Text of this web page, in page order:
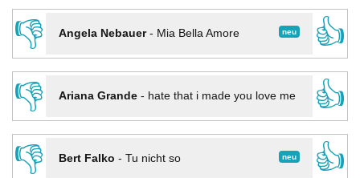
👎 neu
Angela Nebauer- Mia Bella Amore
👍
👎
Ariana Grande- hate that i made you love me
👍
👎
neu
Bert Falko - Tu nicht so
👍